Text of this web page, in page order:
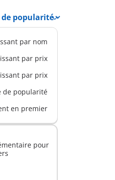
par nom
par prix
par prix
de popularité
en premier
pour